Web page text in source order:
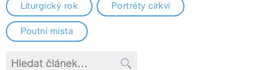
Liturgický rok Portréty církví
Poutní místa